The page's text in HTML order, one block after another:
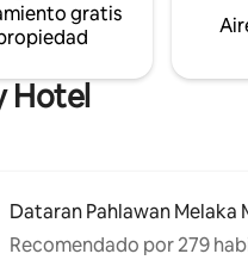
10 minutos a pie.
de viernes a
gratis
Hotel
Dataran Pahlawan Melaka
Recomendado por 279